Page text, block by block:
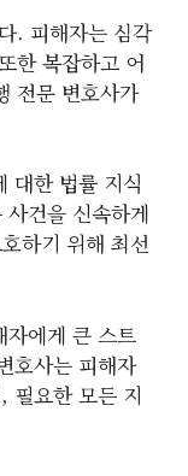
. 피해자는 심각
한 복잡하고 어
전문 변호사가
대한 법률 지식
건을 신속하게
하기 위해 최선
에게 큰 스트
호사는 피해자
필요한 모든 지